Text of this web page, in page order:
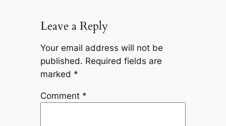
Leave a Reply
Your email address will not be
published. Required fields are
marked *
Comment *